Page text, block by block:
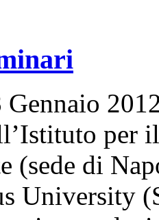
per
(sede di
University